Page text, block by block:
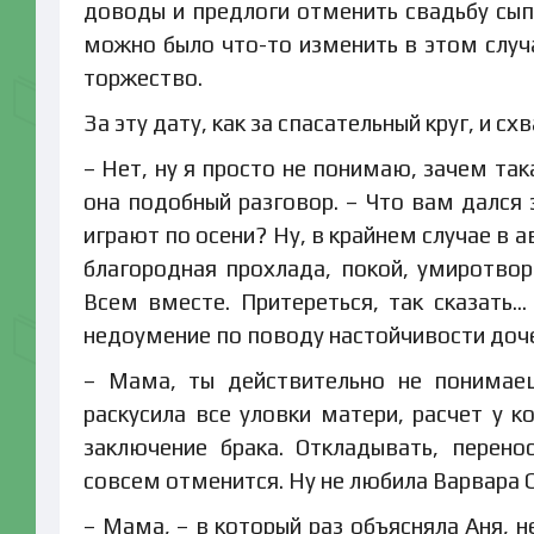
доводы и предлоги отменить свадьбу
можно было что-то изменить в этом
торжество.
За эту дату, как за спасательный круг, и
– Нет, ну я просто не понимаю, зачем
она подобный разговор. – Что вам
играют по осени? Ну, в крайнем случае в
благородная прохлада, покой,
Всем вместе. Притереться, так
недоумение по поводу настойчивости
– Мама, ты действительно не
раскусила все уловки матери, расчет у
заключение брака. Откладывать,
совсем отменится. Ну не любила Варвара
– Мама, – в который раз объясняла Аня,